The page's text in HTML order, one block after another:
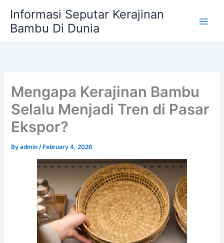
content
Informasi Seputar Kerajinan
Bambu Di Dunia
Mengapa Kerajinan Bambu
Selalu Menjadi Tren di Pasar
Ekspor?
Byadmin/ February 4, 2026